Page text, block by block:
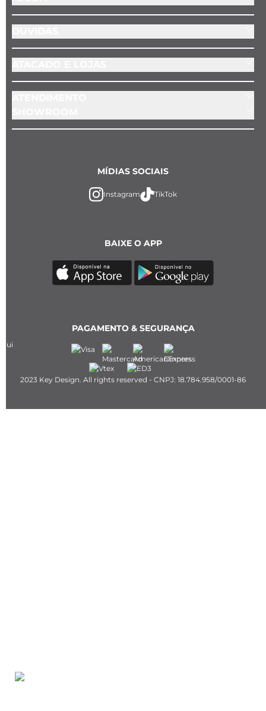
BAIXE O APP
MÍDIAS SOCIAIS
Instagram TikTok
PAGAMENTO & SEGURANÇA
2023 Key Design. All rights reserved - CNPJ: 18.784.958/0001-86